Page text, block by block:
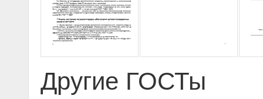
Другие ГОСТы